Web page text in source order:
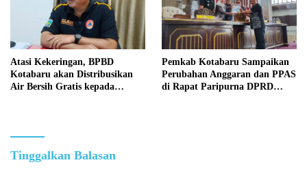
Atasi Kekeringan, BPBD
Kotabaru akan Distribusikan
Air Bersih Gratis kepada
Pemkab Kotabaru Sampaikan
Perubahan Anggaran dan PPAS
di Rapat Paripurna DPRD
Tinggalkan Balasan